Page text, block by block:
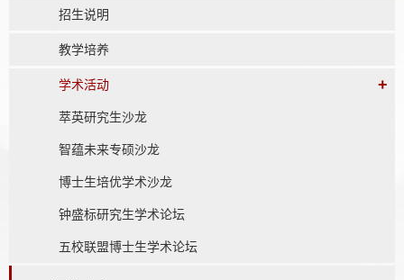
招生说明
教学培养
学术活动 +
萃英研究生沙龙
智蕴未来专硕沙龙
博士生培优学术沙龙
钟盛标研究生学术论坛
五校联盟博士生学术论坛